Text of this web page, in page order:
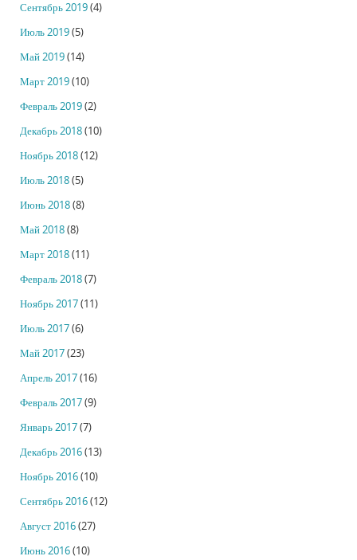
Сентябрь 2019(4)
Июль 2019(5)
Май 2019(14)
Март 2019(10)
Февраль 2019(2)
Декабрь 2018(10)
Ноябрь 2018(12)
Июль 2018(5)
Июнь 2018(8)
Май 2018(8)
Март 2018(11)
Февраль 2018(7)
Ноябрь 2017(11)
Июль 2017(6)
Май 2017(23)
Апрель 2017(16)
Февраль 2017(9)
Январь 2017(7)
Декабрь 2016(13)
Ноябрь 2016(10)
Сентябрь 2016(12)
Август 2016(27)
Июнь 2016(10)